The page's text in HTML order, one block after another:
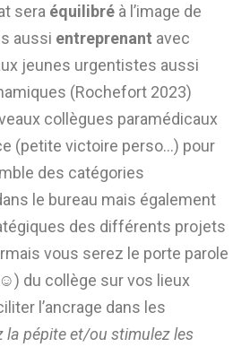
sera équilibréà l’image de
aussi entreprenant avec
jeunes urgentistes aussi
(Rochefort 2023)
collègues paramédicaux
(petite victoire perso…) pour
des catégories
le bureau mais également
des différents projets
vous serez le porte parole
du collège sur vos lieux
l’ancrage dans les
la pépite et/ou stimulez les